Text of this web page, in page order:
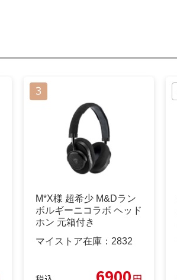
M*X様 超希少 M&Dラン
ボルギーニコラボ ヘッド
ホン 元箱付き
マイストア在庫： 2832
6900